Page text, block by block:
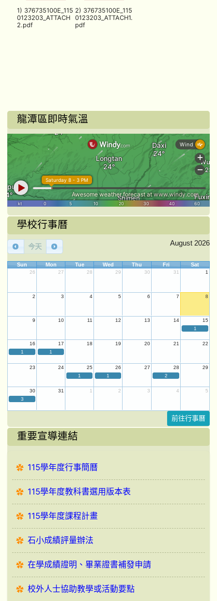
1) 376735100E_115
0123203_ATTACH
2.pdf
2) 376735100E_115
0123203_ATTACH1.
pdf
龍潭區即時氣溫
學校行事曆
今天 August 2026
Sun Mon Tue Wed Thu Fri Sat
26 27 28 29 30 31 1
2 3 4 5 6 7 8
9 10 11 12 13 14
15
1
16 17 18 19 20 21
22
1
1
23 24 25 26 27 28
29
1
1 2
30 31 1 2 3 4
5
3
前往行事曆
重要宣導連結
115學年度行事簡曆
115學年度教科書選用版本表
115學年度課程計畫
石小成績評量辦法
在學成績證明、畢業證書補發申請
校外人士協助教學或活動要點